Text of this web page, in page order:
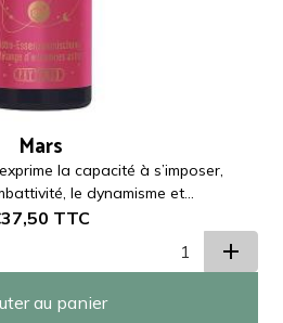
Mars
la capacité à s’imposer,
le dynamisme et...
TTC
au panier